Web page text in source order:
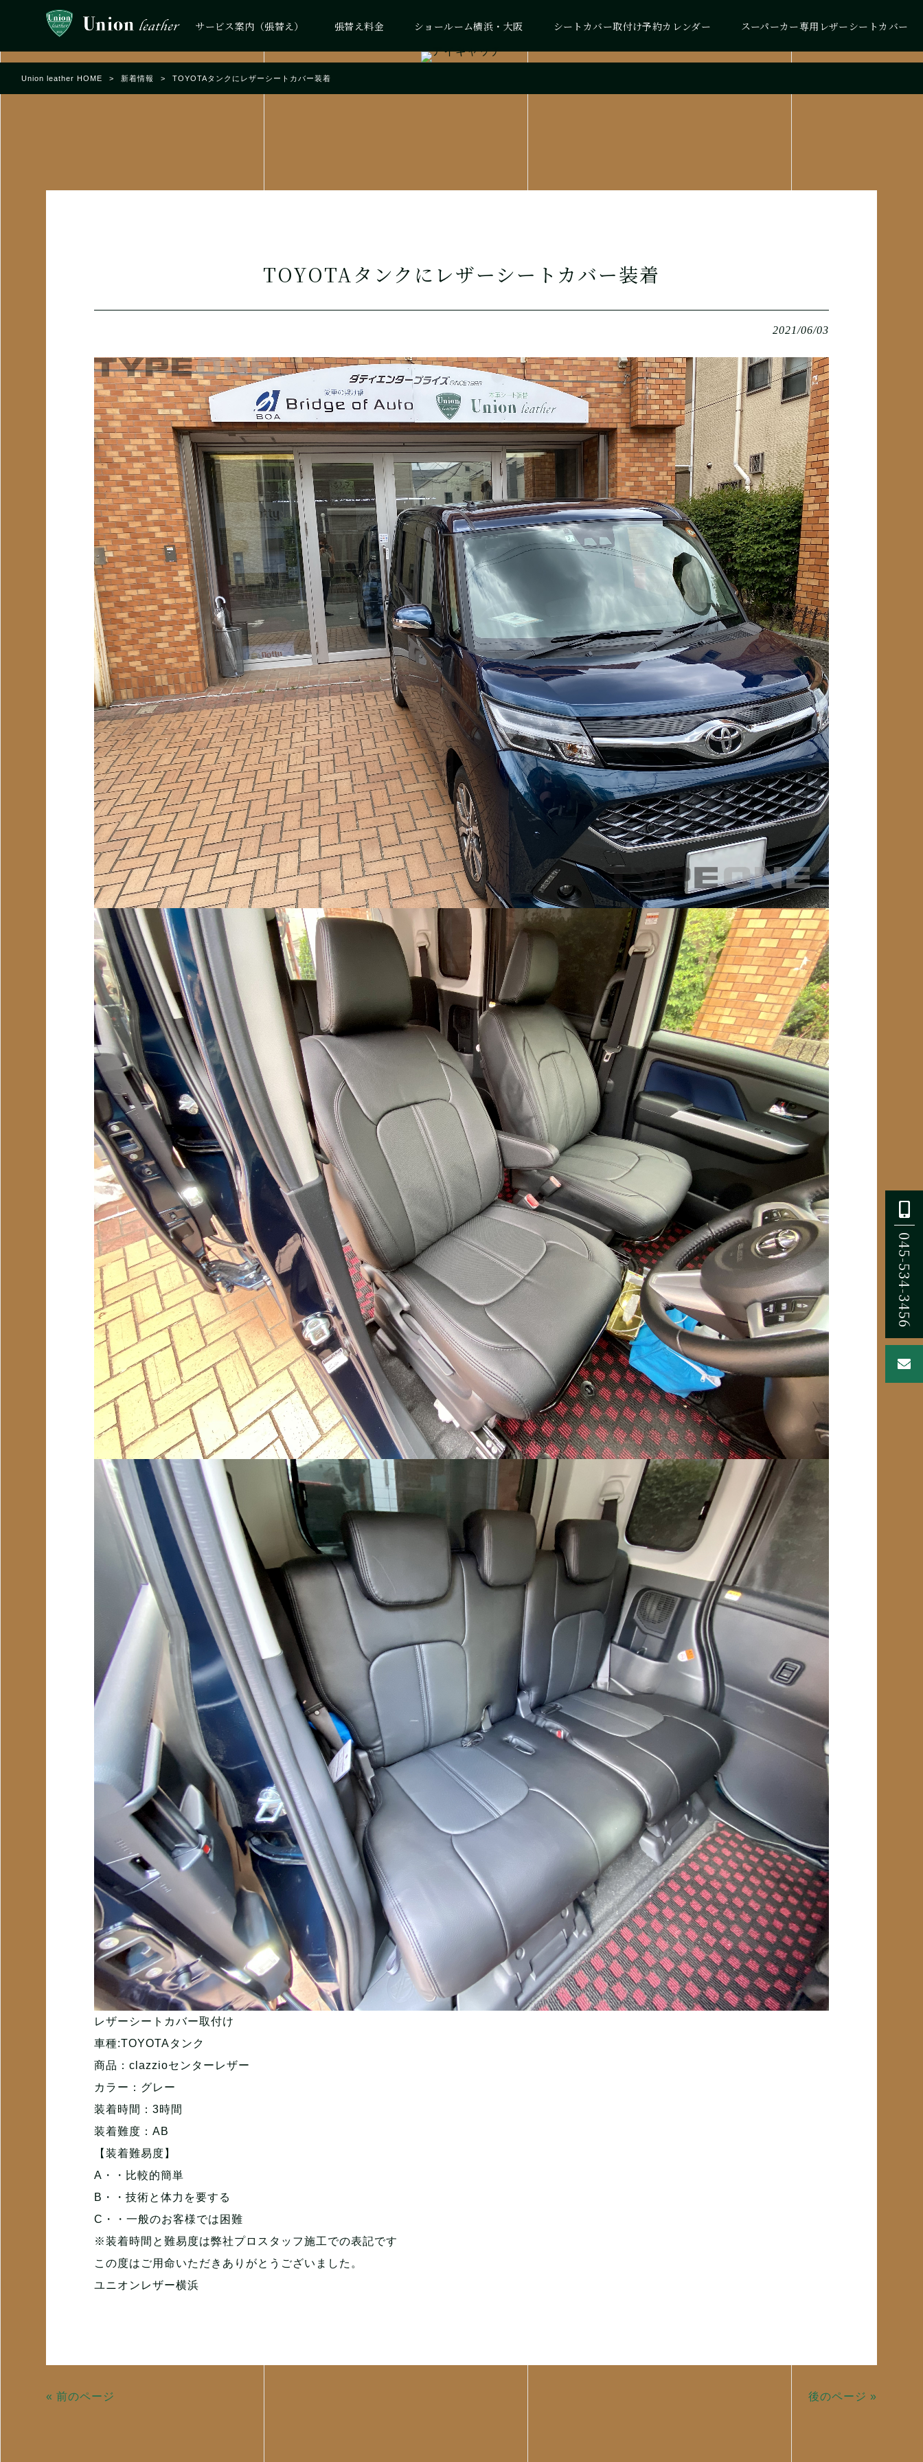
サービス案内（張替え） 張替え料金 ショールーム横浜・大阪 シートカバー取付け予約カレンダー スーパーカー専用レザーシートカバー
Union leather HOME > 新着情報 > TOYOTAタンクにレザーシートカバー装着
TOYOTAタンクにレザーシートカバー装着
2021/06/03
レザーシートカバー取付け
車種:TOYOTAタンク
商品：clazzioセンターレザー
カラー：グレー
装着時間：3時間
装着難度：AB
【装着難易度】
A・・比較的簡単
B・・技術と体力を要する
C・・一般のお客様では困難
※装着時間と難易度は弊社プロスタッフ施工での表記です
この度はご用命いただきありがとうございました。
ユニオンレザー横浜
« 前のページ 後のページ »
045-534-3456